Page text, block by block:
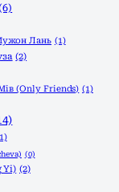
Лань (1)
(2)
(Only Friends) (1)
(0)
Yi) (2)